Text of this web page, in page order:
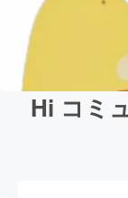
Hi コミ